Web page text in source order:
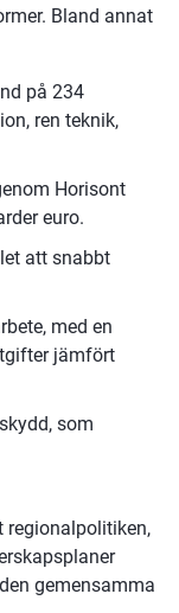
Bland annat
på 234
ren teknik,
Horisont
euro.
att snabbt
med en
jämfört
som
gemensamma